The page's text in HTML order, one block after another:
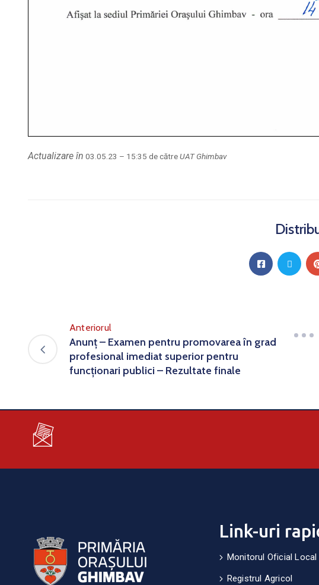
Actualizare în 03.05.23 – 15:35 de cătreUAT Ghimbav
Anteriorul
Anunț – Examen pentru promovarea în grad
profesional imediat superior pentru
funcționari publici – Rezultate finale
Link-uri
Monitorul Oficial Local
Registrul Agricol